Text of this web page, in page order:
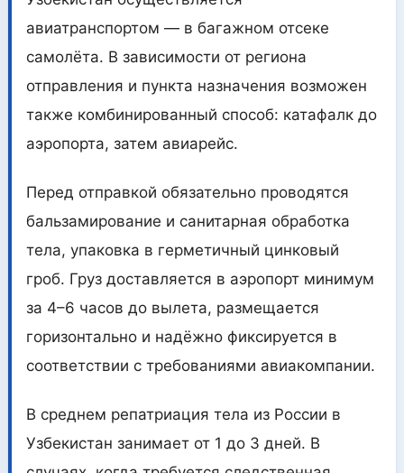
авиатранспортом — в багажном отсеке
самолёта. В зависимости от региона
отправления и пункта назначения возможен
также комбинированный способ: катафалк до
аэропорта, затем авиарейс.
Перед отправкой обязательно проводятся
бальзамирование и санитарная обработка
тела, упаковка в герметичный цинковый
гроб. Груз доставляется в аэропорт минимум
за 4–6 часов до вылета, размещается
горизонтально и надёжно фиксируется в
соответствии с требованиями авиакомпании.
В среднем репатриация тела из России в
Узбекистан занимает от 1 до 3 дней. В